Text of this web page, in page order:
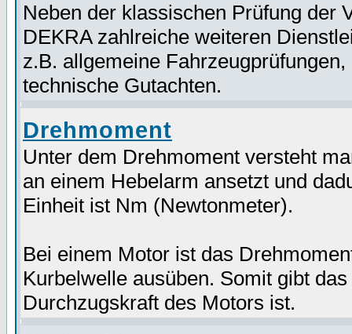
Neben der klassischen Prüfung der
DEKRA zahlreiche weiteren
z.B. allgemeine
technische Gutachten.
Drehmoment
Unter dem Drehmoment versteht
an einem Hebelarm ansetzt und
Einheit ist Nm (Newtonmeter).
Bei einem Motor ist das
Kurbelwelle ausüben. Somit gibt
Durchzugskraft des Motors ist.